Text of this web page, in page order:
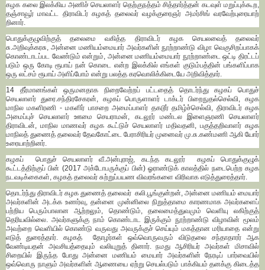
கழக கலை இலக்கிய அணிச் செயலாளர் தெற்குநத்தம் சித்தார்த்தன் கடவுள் மறுப்புக்கூற,
தஞ்சாவூர் மாவட்ட திராவிடர் கழகத் தலைவர் வழக்குரைஞர் அமர்சிங் வரவேற்புரையாற்
றினார்.
பொதுக்குழுவிற்குத் தலைமை வகித்த திராவிடர் கழக செயலவைத் தலைவர்
சு.அறிவுக்கரசு, அன்னை மணியம்மையார் அவர்களின் நூற்றாண்டு விழா வெகுசிறப்பாகக்
கொண்டாடப்பட வேண்டும் என்றும், அன்னை மணியம்மையார் நூற்றாண்டை ஒட்டி திரட்டப்
படும் ஒரு கோடி ரூபாய் நன் கொடை என்ற இலக்கில் எங்கள் குடும்பத்தின் பங்களிப்பாக
ஒரு லட்சம் ரூபாய் அளிப்போம் என்று பலத்த கரவொலிக்கிடையே அறிவித்தார்.
14 தீர்மானங்கள் ஒருமனதாக நிறைவேற்றப் பட்டதைத் தொடர்ந்து கழகப் பொதுச்
செயலாளர் துரை.சந்திரசேகரன், கழகப் பொருளாளர் டாக்டர் பிறைநுதல்செல்வி, கழக
மாநில மகளிரணி - மகளிர் பாசறை அமைப்பாளர் தகடூர் தமிழ்ச்செல்வி, திராவிடர் கழக
அமைப்புச் செயலாளர் ஊமை செயராமன், கடலூர் மண்டல இளைஞரணி செயலாளர்
திராவிடன், மாநில மாணவர் கழக கூட்டுச் செயலாளர் மதிவதனி, பகுத்தறிவாளர் கழக
மாநிலத் துணைத் தலைவர் தேவகோட்டை பேராசிரியர் முனைவர் மு.சு.கண்மணி ஆகி யோர்
உரையாற்றினர்.
கழகப் பொதுச் செயலாளர் வீ.அன்புராஜ், கடந்த கடலூர் கழகப் பொதுக்குழுக்
கூட்டத்திற்குப் பின் (2017 அக்டோபருக்குப் பின்) ஓராண்டுக் காலத்தில் நடைபெற்ற கழக
நடவடிக்கைகள், கழகத் தலைவர் சுற்றுப்பயண விவரங்களை விரிவாக எடுத்துரைத்தார்.
தொடர்ந்து திராவிடர் கழக துணைத் தலைவர் கலி.பூங்குன்றன், அன்னை மணியம் மையார்
அவர்களின் அடக்க உணர்வு, தன்னை முன்னிலை நிறுத்தாமை காரணமாக அவர்களைப்
பற்றிய பெரும்பாலான ஆற்றலும், தொண்டும், தலைமைத்துவமும் வெளியு லகிற்குத்
தெரியவில்லை. அவர்களுக்கு நாம் கொண்டாட இருக்கும் நூற்றாண்டு விழாவின் மூலம்
அவற்றை வெளியில் கொண்டு வருவது அவருக்குச் செய்யும் மகத்தான மரியாதை என்று
எடுத் துரைத்தார். கழகத் தோழர்கள் ஒவ்வொருவரும் விடுதலை சந்தாதாரர் ஆக
வேண்டியதன் அவசியத்தையும் வலியுறுத் தினார். நமது ஆசிரியர் அவர்கள் மிசாவில்
சிறையில் இருந்த போது அன்னை மணியம் மையார் அவர்களின் நேரடிப் பார்வையில்
ஒவ்வொரு நாளும் அவர்களின் ஆணையை ஏற்று செயல்படும் பாக்கியம் தனக்கு கிடைத்த